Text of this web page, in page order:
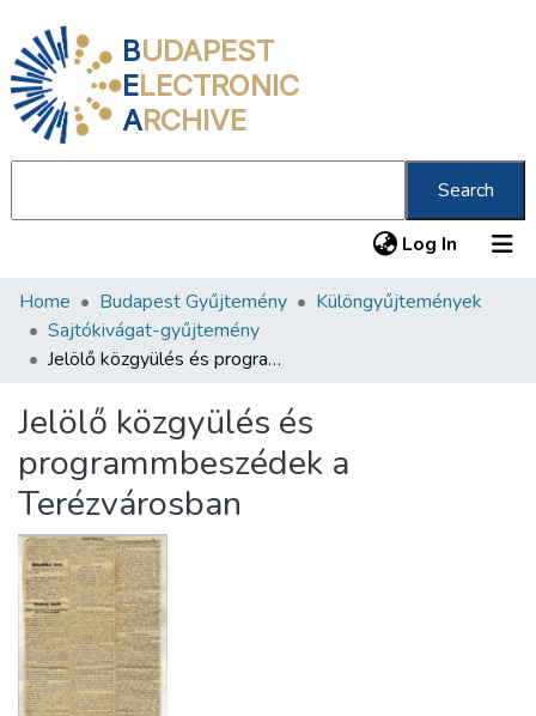
BUDAPEST
ELECTRONIC
ARCHIVE
Search
Log In (current)
Communities & Collections
All of DSpace
Home Budapest Gyűjtemény
Különgyűjtemények
Sajtókivágat-gyűjtemény
Jelölő közgyülés és programmbeszédek a Terézvárosban
Jelölő közgyülés és
programmbeszédek a
Terézvárosban